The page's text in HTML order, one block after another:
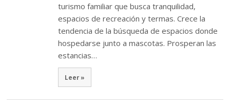
turismo familiar que busca tranquilidad,
espacios de recreación y termas. Crece la
tendencia de la búsqueda de espacios donde
hospedarse junto a mascotas. Prosperan las
estancias…
Leer »